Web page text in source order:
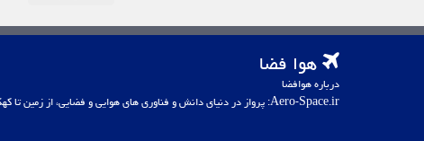
هوا فضا
درباره هوافضا
Aero-Space.ir: پرواز در دنیای دانش و فناوری های هوایی و فضایی، از زمین تا کهکشان